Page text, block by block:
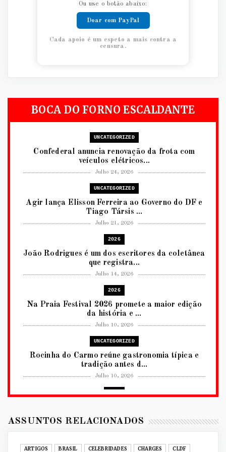
Ou use o botão abaixo:
Doar com PayPal
Cada apoio é um espeto a mais contra a
censura.
BOCA DO FORNO ESCALDANTE
UNCATEGORIZED
Confederal anuncia renovação da frota com
veículos elétricos...
Julho 24, 2026
UNCATEGORIZED
Agir lança Elisson Ferreira ao Governo do DF e
Tiago Társis ...
Julho 21, 2026
2026
João Rodrigues é um dos escritores da coletânea
que registra...
Julho 14, 2026
2026
Na Praia Festival 2026 promete a maior edição
da história e ...
Julho 10, 2026
UNCATEGORIZED
Rocinha do Carmo reúne gastronomia típica e
tradição antes d...
Julho 10, 2026
BRASÍLIA COM CULTURA, DIPLOM...
UNCATEGORIZED
ASSUNTOS RELACIONADOS
ARTIGOS BRASIL CELEBRIDADES CHARGES CLDF